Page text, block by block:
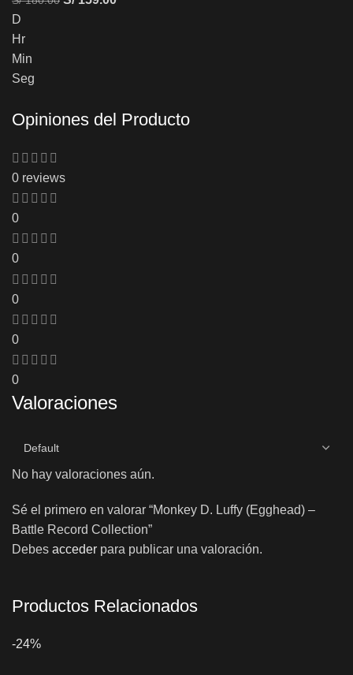
D
Hr
Min
Seg
Opiniones del Producto
0 reviews
0
0
0
0
0
Valoraciones
No hay valoraciones aún.
Sé el primero en valorar “Monkey D. Luffy (Egghead) –
Battle Record Collection”
Debes acceder para publicar una valoración.
Productos Relacionados
-24%